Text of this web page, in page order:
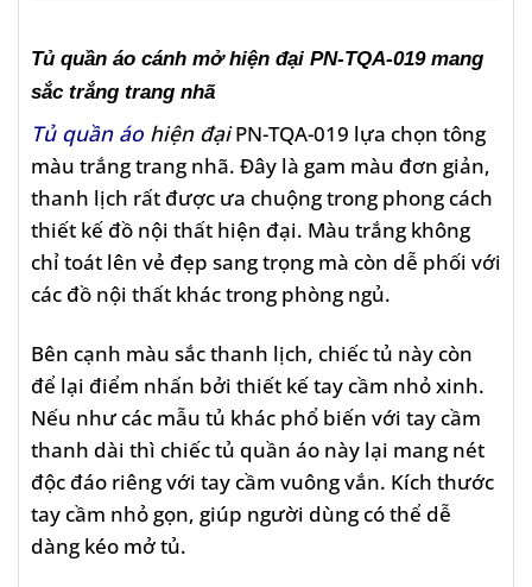
Tủ quần áo cánh mở hiện đại PN-TQA-019 mang
sắc trắng trang nhã
Tủ quần áo hiện đạiPN-TQA-019 lựa chọn tông
màu trắng trang nhã. Đây là gam màu đơn giản,
thanh lịch rất được ưa chuộng trong phong cách
thiết kế đồ nội thất hiện đại. Màu trắng không
chỉ toát lên vẻ đẹp sang trọng mà còn dễ phối với
các đồ nội thất khác trong phòng ngủ.
Bên cạnh màu sắc thanh lịch, chiếc tủ này còn
để lại điểm nhấn bởi thiết kế tay cầm nhỏ xinh.
Nếu như các mẫu tủ khác phổ biến với tay cầm
thanh dài thì chiếc tủ quần áo này lại mang nét
độc đáo riêng với tay cầm vuông vắn. Kích thước
tay cầm nhỏ gọn, giúp người dùng có thể dễ
dàng kéo mở tủ.